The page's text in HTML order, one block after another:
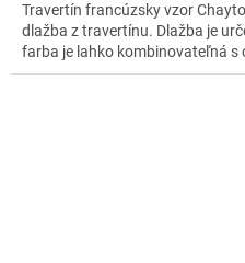
Travertín francúzsky vzor
dlažba z travertínu. Dlažba je
farba je lahko kombinovateľná s